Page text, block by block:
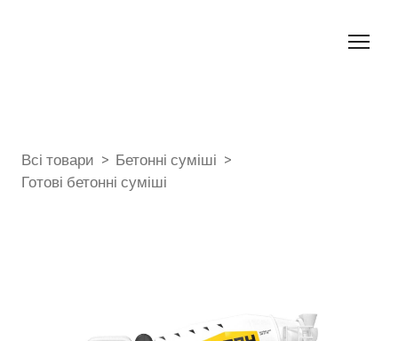
Всі товари
Бетонні суміші
Готові бетонні суміші